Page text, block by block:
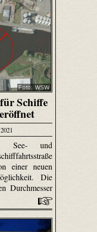
Foto: WSW
Schiffe
See- und
einer neuen
Die
Durchmesser